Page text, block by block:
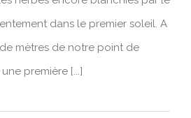
dans le premier soleil. A
mètres de notre point de
première [...]